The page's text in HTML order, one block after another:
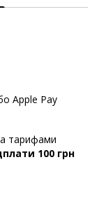
Apple Pay
тарифами
100 грн